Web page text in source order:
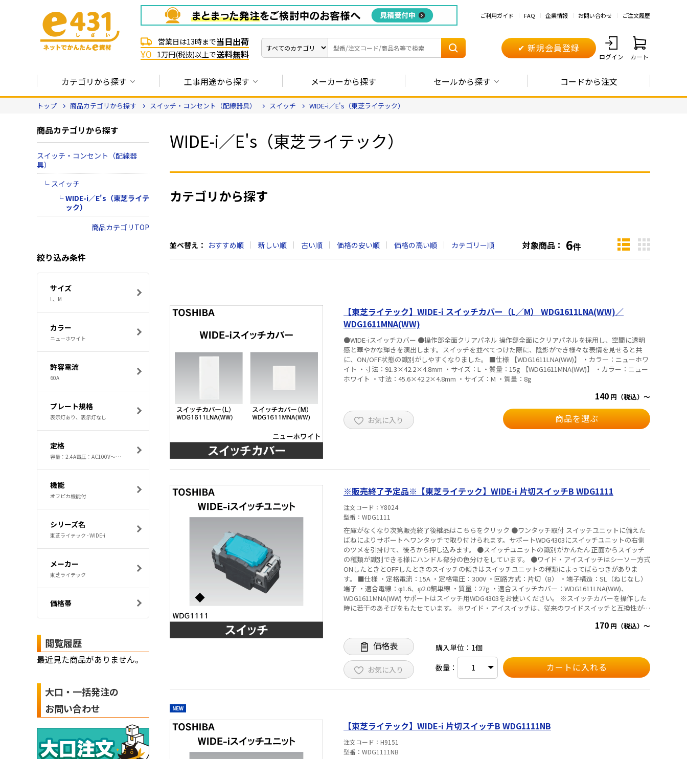
ご利用ガイド FAQ 企業情報 お問い合わせ ご注文履歴
営業日は13時まで当日出荷
¥0 1万円(税抜)以上で送料無料
✔ 新規会員登録
ログイン カート
カテゴリから探す 工事用途から探す メーカーから探す セールから探す コードから注文
トップ 商品カテゴリから探す スイッチ・コンセント（配線器具） スイッチ WIDE-i／E's（東芝ライテック）
商品カテゴリから探す
スイッチ・コンセント（配線器
具）
スイッチ
WIDE-i／E's（東芝ライテ
ック）
商品カテゴリTOP
絞り込み条件
サイズ
L、M
カラー
ニューホワイト
許容電流
60A
プレート規格
表示灯あり、表示灯なし
定格
容量：2.4A電圧：AC100V～AC242V、電流：15A、電圧：100V、電流：15A、電圧：300V
機能
オフピカ機能付
シリーズ名
東芝ライテック - WIDE-i
メーカー
東芝ライテック
価格帯
閲覧履歴
最近見た商品がありません。
大口・一括発注の
お問い合わせ
WIDE-i／E's（東芝ライテック）
カテゴリから探す
並べ替え： おすすめ順 新しい順 古い順 価格の安い順 価格の高い順 カテゴリー順 対象商品： 6件
【東芝ライテック】WIDE-i スイッチカバー（L／M） WDG1611LNA(WW)／
WDG1611MNA(WW)
●WIDE-iスイッチカバー ●操作部全面クリアパネル 操作部全面にクリアパネルを採用し、空間に透明
感と華やかな輝きを演出します。スイッチを並べてつけた際に、陰影ができ様々な表情を見せると共
に、ON/OFF状態の識別がしやすくなりました。 ■仕様 【WDG1611LNA(WW)】 ・カラー：ニューホワ
イト ・寸法：91.3×42.2×4.8mm ・サイズ：L ・質量：15g 【WDG1611MNA(WW)】 ・カラー：ニュー
ホワイト ・寸法：45.6×42.2×4.8mm ・サイズ：M ・質量：8g
140 円（税込）～
お気に入り 商品を選ぶ
※販売終了予定品※【東芝ライテック】WIDE-i 片切スイッチB WDG1111
注文コード
Y8024
型番
WDG1111
在庫がなくなり次第販売終了後継品はこちらをクリック ●ワンタッチ取付 スイッチユニットに備えた
ばねによりサポートへワンタッチで取り付けられます。サポートWDG4303にスイッチユニットの右側
のツメを引掛けて、後ろから押し込みます。 ●スイッチユニットの識別がかんたん 正面からスイッチ
の種類が識別できる様にハンドル部分の色分けをしています。 ●ワイド・アイスイッチはシーソー方式
ONしたときとOFFしたときのスイッチの傾きはスイッチユニットの種類によってばらつきがありま
す。 ■仕様 ・定格電流：15A ・定格電圧：300V ・回路方式：片切（B） ・端子構造：SL（ねじなし）
端子 ・適合電線：φ1.6、φ2.0銅単線 ・質量：27g ・適合スイッチカバー：WDG1611LNA(WW)、
WDG1611MNA(WW) サポートはスイッチ用WDG4303をお使いください。 ※スイッチカバーを操作した
時に若干のあそびをもたせています。 ※ワイド・アイスイッチは、従来のワイドスイッチと互換性があ
ク音の発生・接点の溶着・壁スイッチの短寿命等の不具合となりますので、安全ブレーカ・電磁接触器
等をご使用ください。 ※連用スイッチの定格は、電気用品安全法技術基準およびJISの試験方法に基づ
いて、埋込ボックスに1個取り付けて性能を確認したものです。お使いになるときは次のことにご注意
ください。 ① ねじなし端子部の通電容量は15Aです。一つの端子部に対して、送り容量と負荷容量を合
わせて15A以下としてご使用ください。 ② 連接してお使いになると、それぞれのスイッチの相互干渉に
よりスイッチ内部の温度が上がり、接続部分が酸化して異常温度となる場合があるため、電線に対する
うご注意ください。
170 円（税込）～
価格表
お気に入り
購入単位：1個
数量：
NEW
【東芝ライテック】WIDE-i 片切スイッチB WDG1111NB
注文コード
H9151
型番
WDG1111NB